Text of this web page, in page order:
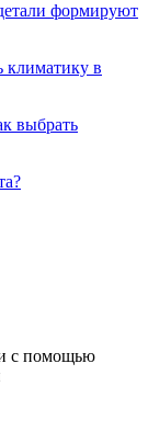
формируют
климатику в
выбрать
с помощью